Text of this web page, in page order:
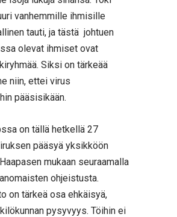
vanhemmille ihmisille
tauti, ja tästä johtuen
olevat ihmiset ovat
Siksi on tärkeää
niin, ettei virus
pääsisikään.
on tällä hetkellä 27
pääsyä yksikköön
mukaan seuraamalla
ohjeistusta.
on tärkeä osa ehkäisyä,
pysyvyys. Töihin ei